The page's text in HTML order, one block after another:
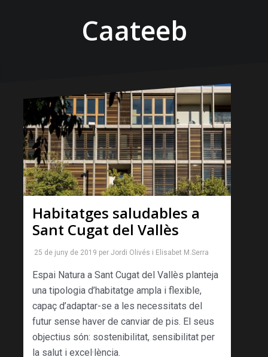
Caateeb
Habitatges saludables a
Sant Cugat del Vallès
25 de juny de 2019 per Jordi Olivés i Elisabet M.Serra
Espai Natura a Sant Cugat del Vallès planteja
una tipologia d’habitatge ampla i flexible,
capaç d’adaptar-se a les necessitats del
futur sense haver de canviar de pis. El seus
objectius són: sostenibilitat, sensibilitat per
la salut i excel·lència.